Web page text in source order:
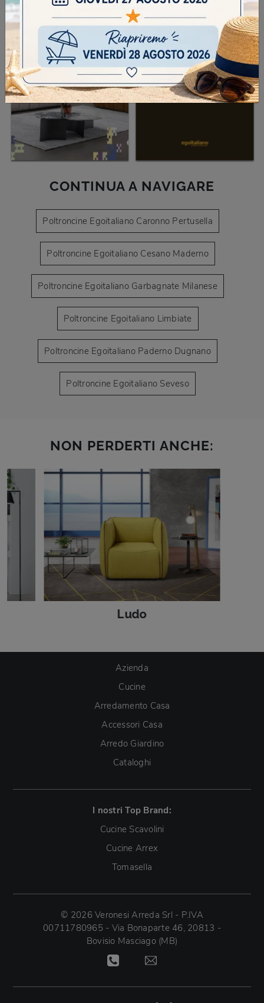
CONTINUA A NAVIGARE
Poltroncine Egoitaliano Caronno Pertusella
Poltroncine Egoitaliano Cesano Maderno
Poltroncine Egoitaliano Garbagnate Milanese
Poltroncine Egoitaliano Limbiate
Poltroncine Egoitaliano Paderno Dugnano
Poltroncine Egoitaliano Seveso
NON PERDERTI ANCHE:
Ludo
Azienda
Cucine
Arredamento Casa
Accessori Casa
Arredo Giardino
Cataloghi
I nostri Top Brand:
Cucine Scavolini
Cucine Arrex
Tomasella
© 2026 Veronesi Arreda Srl - P.IVA
00711780965 - Via Bonaparte 46, 20813 -
Bovisio Masciago (MB)